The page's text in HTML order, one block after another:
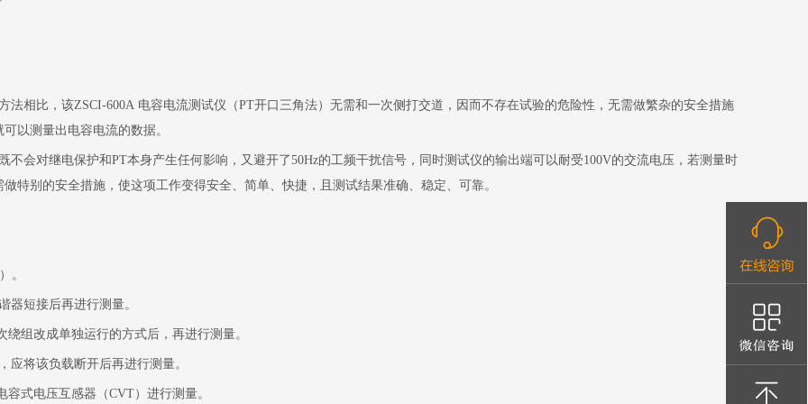
法相比，该ZSCI-600A 电容电流测试仪（PT开口三角法）无需和一次侧打交道，因而不存在试验的危险性，无需做繁杂的安全措施
以测量出电容电流的数据。
不会对继电保护和PT本身产生任何影响，又避开了50Hz的工频干扰信号，同时测试仪的输出端可以耐受100V的交流电压，若测量时
特别的安全措施，使这项工作变得安全、简单、快捷，且测试结果准确、稳定、可靠。
。
器短接后再进行测量。
组改成单独运行的方式后，再进行测量。
应将该负载断开后再进行测量。
容式电压互感器（CVT）进行测量。